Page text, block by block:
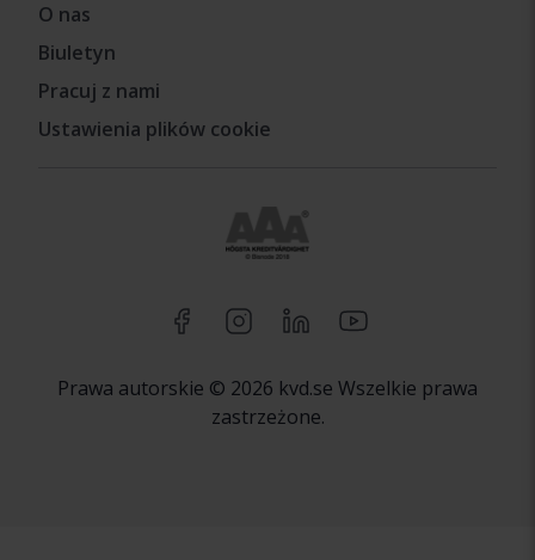
O nas
Biuletyn
Pracuj z nami
Ustawienia plików cookie
Prawa autorskie © 2026 kvd.se Wszelkie prawa
zastrzeżone.